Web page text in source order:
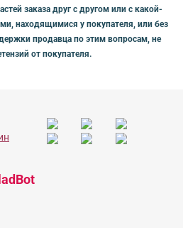
заказа друг с другом или с какой-
находящимися у покупателя, или без
продавца по этим вопросам, не
от покупателя.